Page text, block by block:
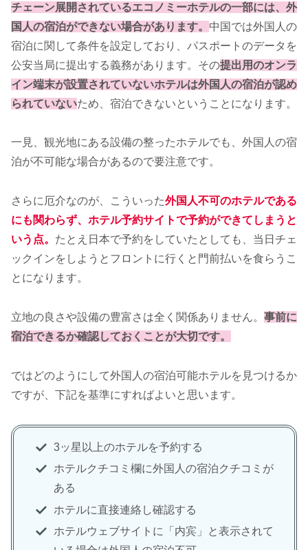
チェーン展開されているエコノミーホテルの一部には、外
国人の宿泊ができない場合があります。 中国では外国人の
宿泊に関して条件を設定しており、パスポートのデータを
公安当局に提出する義務があります。その提出用のオンラ
イン端末が設置されていないホテルは外国人の宿泊が認め
られていないため、宿泊できないということになります。
一見、観光地にある設備の整ったホテルでも、外国人の宿
泊が不可能な場合があるので要注意です。
さらに厄介なのが、こういった外国人不可のホテルである
にも関わらず、ホテル予約サイトで予約ができてしまうと
いう点。 たとえ日本で予約をしていたとしても、当日チェ
ックインをしようとフロントに行くと門前払いを食らうこ
とになります。
立地の良さや設備の豊富さは全く関係ありません。 事前に
宿泊できるか確認しておくことが大切です。
ではどのようにして外国人の宿泊可能ホテルを見つけるか
ですが、下記を基準にすればよいと思います。
3ッ星以上のホテルを予約する
ホテルクチコミ欄に外国人の宿泊クチコミが
ある
ホテルに直接連絡し確認する
ホテルウェブサイトに「内宾」と表示されて